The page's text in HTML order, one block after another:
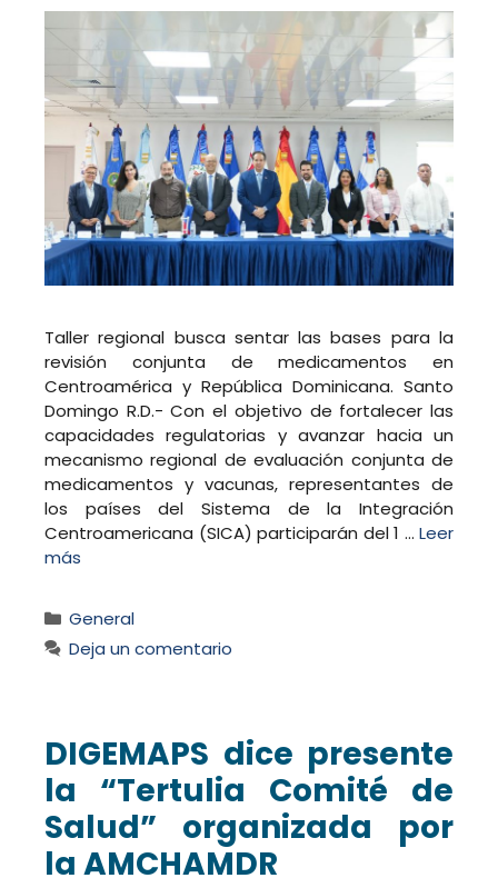
Taller regional busca sentar las bases para la
revisión conjunta de medicamentos en
Centroamérica y República Dominicana. Santo
Domingo R.D.- Con el objetivo de fortalecer las
capacidades regulatorias y avanzar hacia un
mecanismo regional de evaluación conjunta de
medicamentos y vacunas, representantes de
los países del Sistema de la Integración
Centroamericana (SICA) participarán del 1 … Leer
más
Categorías
General
Deja un comentario
DIGEMAPS dice presente
la “Tertulia Comité de
Salud” organizada por
la AMCHAMDR